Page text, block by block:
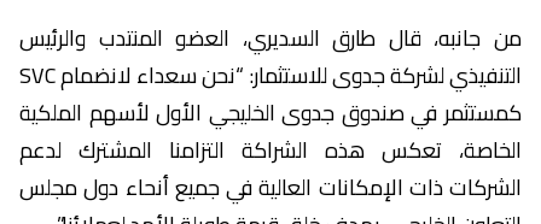
من جانبه، قال طارق السديري، العضو المنتدب والرئيس
التنفيذي لشركة جدوى للاستثمار: “نحن سعداء لانضمام SVC
كمستثمر في صندوق جدوى الخليجي الأول لأسهم الملكية
الخاصة، تعكس هذه الشراكة التزامنا المشترك لدعم
الشركات ذات الإمكانات العالية في جميع أنحاء دول مجلس